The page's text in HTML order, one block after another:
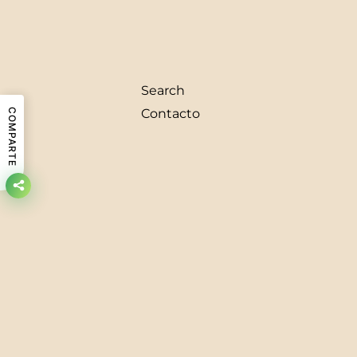
Search
Contacto
COMPARTE